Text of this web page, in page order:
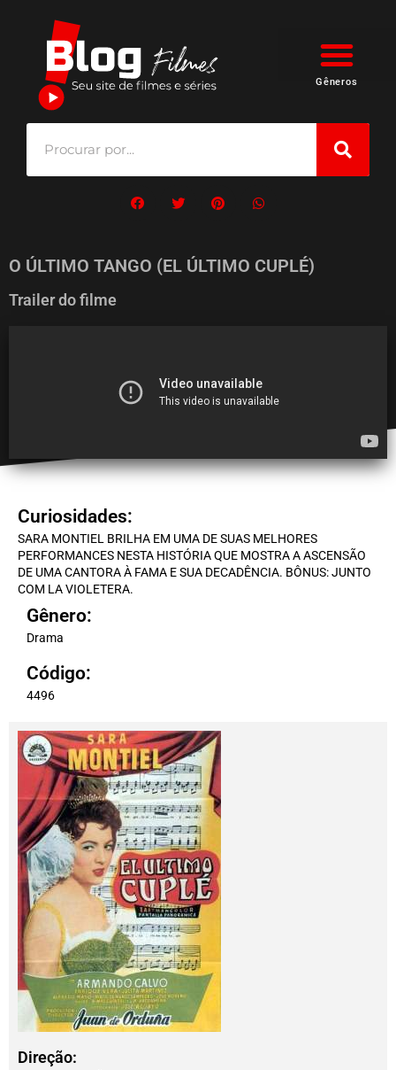
Gêneros
O ÚLTIMO TANGO (EL ÚLTIMO CUPLÉ)
Trailer do filme
Curiosidades:
SARA MONTIEL BRILHA EM UMA DE SUAS MELHORES
PERFORMANCES NESTA HISTÓRIA QUE MOSTRA A ASCENSÃO
DE UMA CANTORA À FAMA E SUA DECADÊNCIA. BÔNUS: JUNTO
COM LA VIOLETERA.
Gênero:
Drama
Código:
4496
Direção: